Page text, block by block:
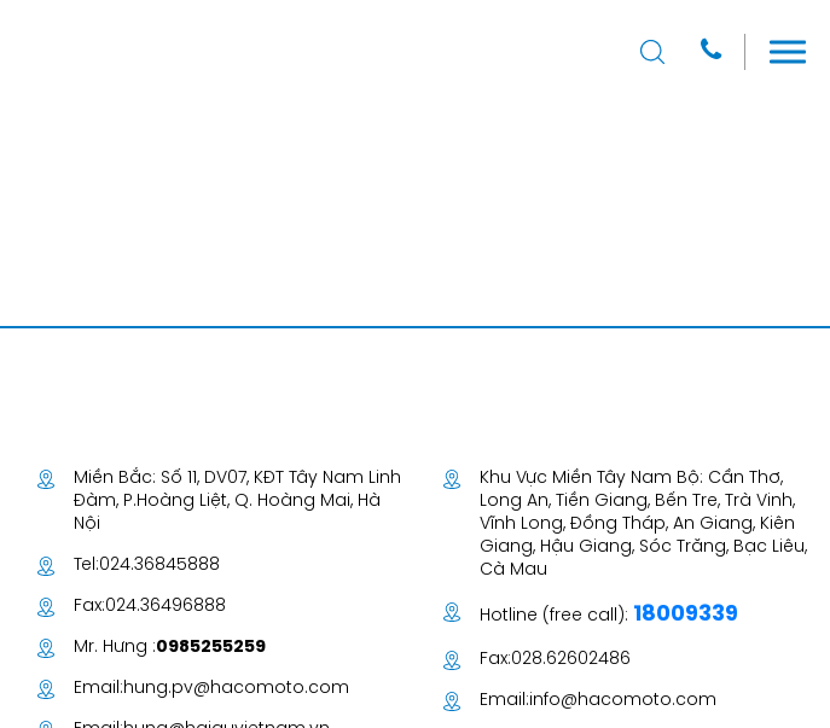
Miền Bắc: Số 11, DV07, KĐT Tây Nam Linh
Đàm, P.Hoàng Liệt, Q. Hoàng Mai, Hà
Nội
Tel:024.36845888
Fax:024.36496888
Mr. Hưng :0985255259
Email:hung.pv@hacomoto.com
Khu Vực Miền Tây Nam Bộ: Cần Thơ,
Long An, Tiền Giang, Bến Tre, Trà Vinh,
Vĩnh Long, Đồng Tháp, An Giang, Kiên
Giang, Hậu Giang, Sóc Trăng, Bạc Liêu,
Cà Mau
Hotline (free call): 18009339
Fax:028.62602486
Email:info@hacomoto.com